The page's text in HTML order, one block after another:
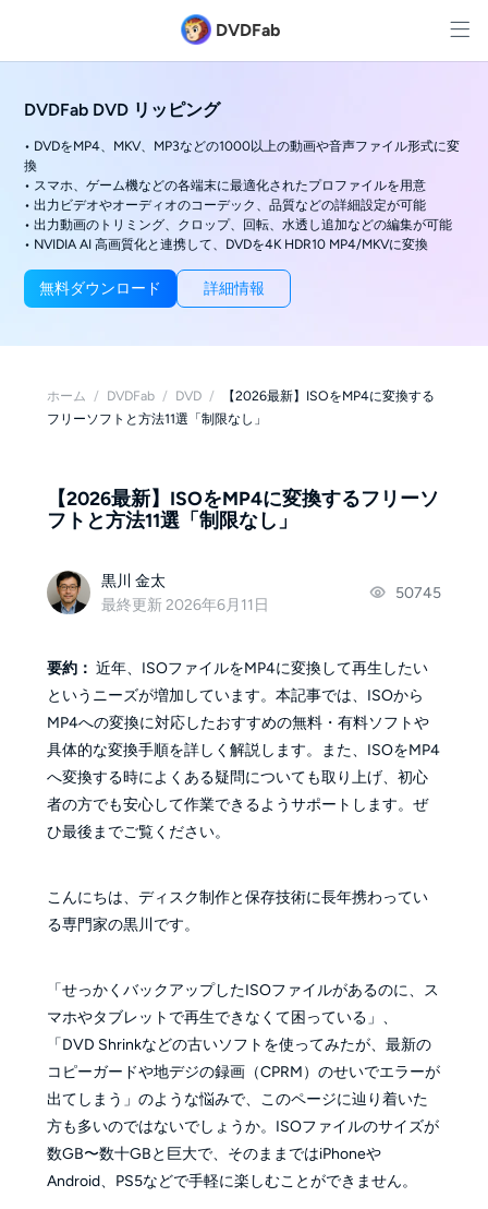
DVDFab
DVDFab DVD リッピング
• DVDをMP4、MKV、MP3などの1000以上の動画や音声ファイル形式に変
換
• スマホ、ゲーム機などの各端末に最適化されたプロファイルを用意
• 出力ビデオやオーディオのコーデック、品質などの詳細設定が可能
• 出力動画のトリミング、クロップ、回転、水透し追加などの編集が可能
• NVIDIA AI 高画質化と連携して、DVDを4K HDR10 MP4/MKVに変換
無料ダウンロード 詳細情報
ホーム / DVDFab / DVD /
【2026最新】ISOをMP4に変換する
フリーソフトと方法11選「制限なし」
【2026最新】ISOをMP4に変換するフリーソ
フトと方法11選「制限なし」
黒川 金太
最終更新 2026年6月11日
50745
要約： 近年、ISOファイルをMP4に変換して再生したい
というニーズが増加しています。本記事では、ISOから
MP4への変換に対応したおすすめの無料・有料ソフトや
具体的な変換手順を詳しく解説します。また、ISOをMP4
へ変換する時によくある疑問についても取り上げ、初心
者の方でも安心して作業できるようサポートします。ぜ
ひ最後までご覧ください。
こんにちは、ディスク制作と保存技術に長年携わってい
る専門家の黒川です。
「せっかくバックアップしたISOファイルがあるのに、ス
マホやタブレットで再生できなくて困っている」、
「DVD Shrinkなどの古いソフトを使ってみたが、最新の
コピーガードや地デジの録画（CPRM）のせいでエラーが
出てしまう」のような悩みで、このページに辿り着いた
方も多いのではないでしょうか。ISOファイルのサイズが
数GB〜数十GBと巨大で、そのままではiPhoneや
Android、PS5などで手軽に楽しむことができません。